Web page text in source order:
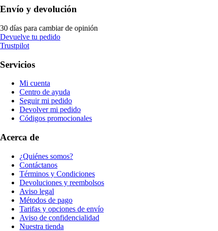
Envío y devolución
30 días para cambiar de opinión
Devuelve tu pedido
Trustpilot
Servicios
Mi cuenta
Centro de ayuda
Seguir mi pedido
Devolver mi pedido
Códigos promocionales
Acerca de
¿Quiénes somos?
Contáctanos
Términos y Condiciones
Devoluciones y reembolsos
Aviso legal
Métodos de pago
Tarifas y opciones de envío
Aviso de confidencialidad
Nuestra tienda